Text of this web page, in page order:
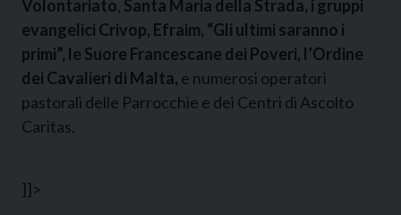
Volontariato, Santa Maria della Strada, i gruppi
evangelici Crivop, Efraim, “Gli ultimi saranno i
primi”, le Suore Francescane dei Poveri, l’Ordine
dei Cavalieri di Malta, e numerosi operatori
pastorali delle Parrocchie e dei Centri di Ascolto
Caritas.
]]>